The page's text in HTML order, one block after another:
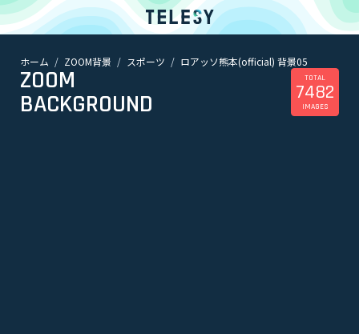
ホーム
ホーム ZOOM背景 スポーツ ロアッソ熊本(official) 背景05
ZOOM
BACKGROUND
TOTAL
7482
IMAGES